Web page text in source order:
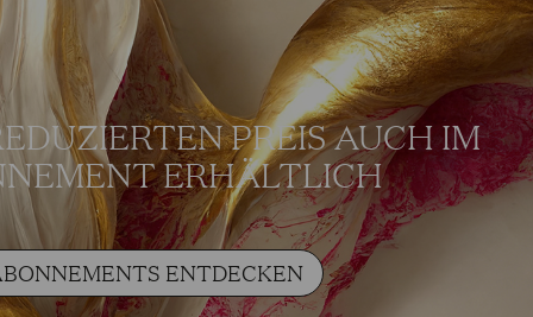
PREIS AUCH IM
ERHÄLTLICH
ENTDECKEN